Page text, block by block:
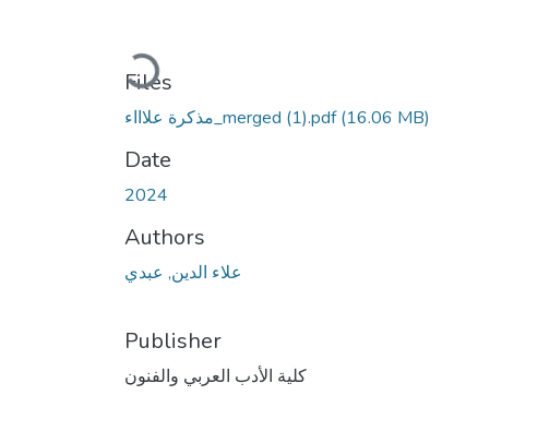
Loading...
Files
مذكرة علاااء_merged (1).pdf(16.06 MB)
Date
2024
Authors
علاء الدين, عبدي
Publisher
كلية الأدب العربي والفنون